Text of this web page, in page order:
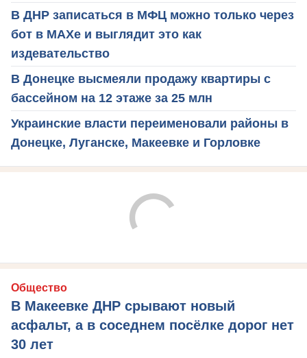
В ДНР записаться в МФЦ можно только через
бот в МАХе и выглядит это как
издевательство
В Донецке высмеяли продажу квартиры с
бассейном на 12 этаже за 25 млн
Украинские власти переименовали районы в
Донецке, Луганске, Макеевке и Горловке
Общество
В Макеевке ДНР срывают новый
асфальт, а в соседнем посёлке дорог нет
30 лет